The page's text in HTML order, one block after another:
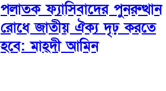
পলাতক ফ্যাসিবাদের পুনরুত্থান
রোধে জাতীয় ঐক্য দৃঢ় করতে
হবে: মাহ্দী আমিন